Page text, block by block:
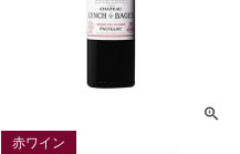
赤ワイン